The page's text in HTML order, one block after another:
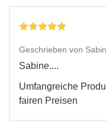
Geschrieben von
Sabine....
Umfangreiche
fairen Preisen